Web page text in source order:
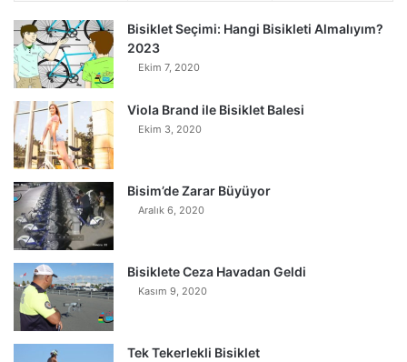
Bisiklet Seçimi: Hangi Bisikleti Almalıyım?
2023
Ekim 7, 2020
Viola Brand ile Bisiklet Balesi
Ekim 3, 2020
Bisim’de Zarar Büyüyor
Aralık 6, 2020
Bisiklete Ceza Havadan Geldi
Kasım 9, 2020
Tek Tekerlekli Bisiklet